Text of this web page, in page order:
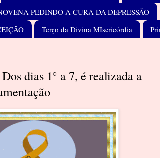
PEDINDO A CURA DA DEPRESSÃO
Terço da Divina MIsericórdia
dias 1° a 7, é realizada a